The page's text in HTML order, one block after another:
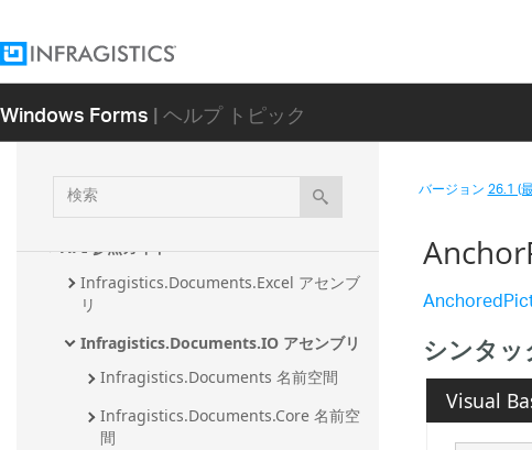
Windows Forms| ヘルプ トピック
検
索
新機能
NuGet パッケージ
API 参照ガイド
Infragistics.Documents.Excel アセンブ
リ
Infragistics.Documents.IO アセンブリ
Infragistics.Documents 名前空間
Infragistics.Documents.Core 名前空
間
バージョン26.1 (
シンタ
Visual